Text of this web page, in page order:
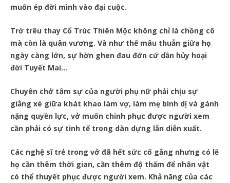
muốn ép đời mình vào đại cuộc.
Trớ trêu thay Cổ Trúc Thiên Mộc không chỉ là chồng cô
mà còn là quân vương. Và như thế mâu thuẫn giữa họ
ngày càng lớn, sự hờn ghen đau đớn cứ dần hủy hoại
đời Tuyết Mai…
Chuyên chở tâm sự của người phụ nữ phải chịu sự
giằng xé giữa khát khao làm vợ, làm mẹ bình dị và gánh
nặng quyền lực, vở muốn chinh phục được người xem
cần phải có sự tinh tế trong dàn dựng lẫn diễn xuất.
Các nghệ sĩ trẻ trong vở đã hết sức cố gắng nhưng có lẽ
họ cần thêm thời gian, cần thêm độ thấm để nhân vật
có thể thuyết phục được người xem. Khả năng của các